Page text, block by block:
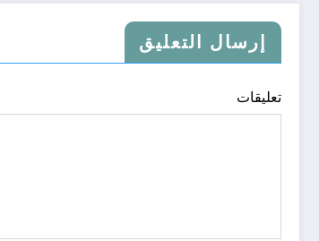
إرسال التعليق
تعليقات